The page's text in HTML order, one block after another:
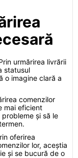
urmărirea livrării
statusul
o imagine clară a
comenzilor
mai eficient
și să le
oferirea
lor, aceștia
și se bucură de o